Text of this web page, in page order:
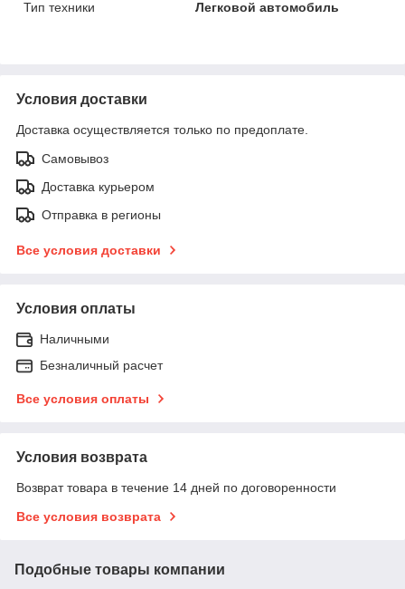
Тип техники Легковой автомобиль
Условия доставки
Доставка осуществляется только по предоплате.
Самовывоз
Доставка курьером
Отправка в регионы
Все условия доставки
Условия оплаты
Наличными
Безналичный расчет
Все условия оплаты
Условия возврата
Возврат товара в течение 14 дней по договоренности
Все условия возврата
Подобные товары компании